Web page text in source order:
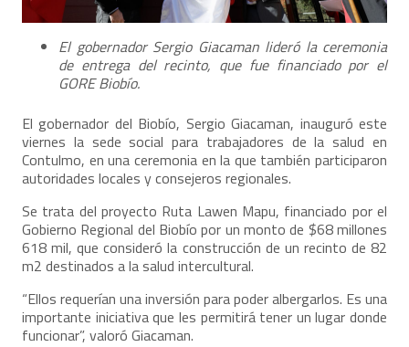
El gobernador Sergio Giacaman lideró la ceremonia
de entrega del recinto, que fue financiado por el
GORE Biobío.
El gobernador del Biobío, Sergio Giacaman, inauguró este
viernes la sede social para trabajadores de la salud en
Contulmo, en una ceremonia en la que también participaron
autoridades locales y consejeros regionales.
Se trata del proyecto Ruta Lawen Mapu, financiado por el
Gobierno Regional del Biobío por un monto de $68 millones
618 mil, que consideró la construcción de un recinto de 82
m2 destinados a la salud intercultural.
“Ellos requerían una inversión para poder albergarlos. Es una
importante iniciativa que les permitirá tener un lugar donde
funcionar”, valoró Giacaman.